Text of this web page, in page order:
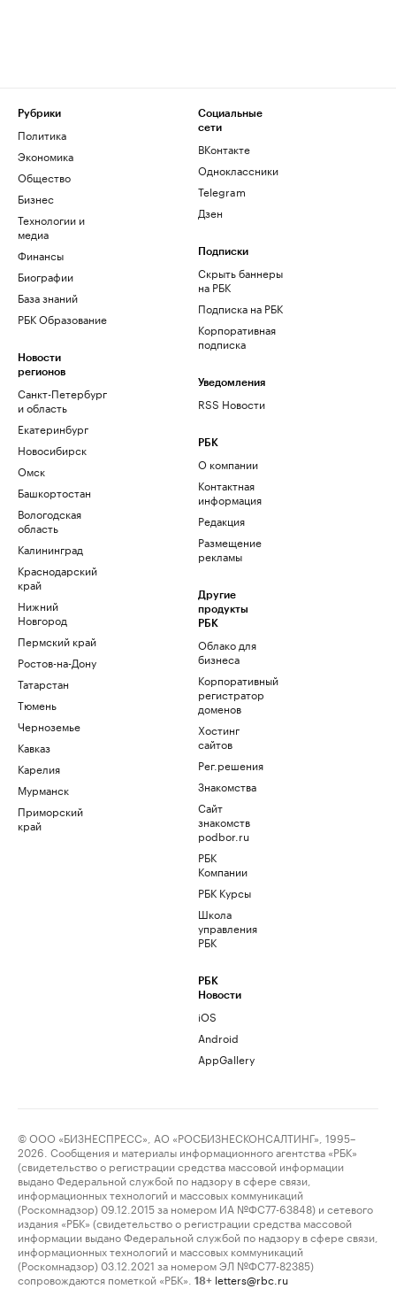
Рубрики
Политика
Экономика
Общество
Бизнес
Технологии и
медиа
Финансы
Биографии
База знаний
РБК Образование
Новости
регионов
Санкт-Петербург
и область
Екатеринбург
Новосибирск
Омск
Башкортостан
Вологодская
область
Калининград
Краснодарский
край
Нижний
Новгород
Пермский край
Ростов-на-Дону
Татарстан
Тюмень
Черноземье
Кавказ
Карелия
Мурманск
Приморский
край
Социальные
сети
ВКонтакте
Одноклассники
Telegram
Дзен
Подписки
Скрыть баннеры
на РБК
Подписка на РБК
Корпоративная
подписка
Уведомления
RSS Новости
РБК
О компании
Контактная
информация
Редакция
Размещение
рекламы
Другие
продукты
РБК
Облако для
бизнеса
Корпоративный
регистратор
доменов
Хостинг
сайтов
Рег.решения
Знакомства
Сайт
знакомств
podbor.ru
РБК
Компании
РБК Курсы
Школа
управления
РБК
РБК
Новости
iOS
Android
AppGallery
© ООО «БИЗНЕСПРЕСС», АО «РОСБИЗНЕСКОНСАЛТИНГ», 1995–
2026. Сообщения и материалы информационного агентства «РБК»
(свидетельство о регистрации средства массовой информации
выдано Федеральной службой по надзору в сфере связи,
информационных технологий и массовых коммуникаций
(Роскомнадзор) 09.12.2015 за номером ИА №ФС77-63848) и сетевого
издания «РБК» (свидетельство о регистрации средства массовой
информации выдано Федеральной службой по надзору в сфере связи,
информационных технологий и массовых коммуникаций
(Роскомнадзор) 03.12.2021 за номером ЭЛ №ФС77-82385)
сопровождаются пометкой «РБК».
18+ letters@rbc.ru